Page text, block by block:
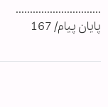
..............................
پایان پیام/ 167